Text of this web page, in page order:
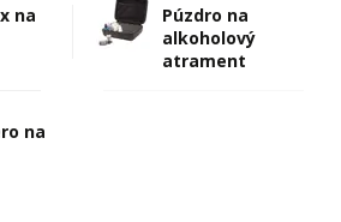
na
Púzdro na
alkoholový
atrament
na